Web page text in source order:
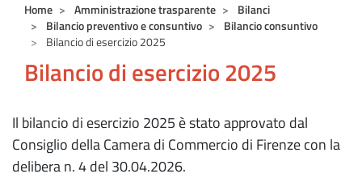
Home Amministrazione trasparente
Bilanci
Bilancio preventivo e consuntivo
Bilancio consuntivo
Bilancio di esercizio 2025
Bilancio di esercizio 2025
Il bilancio di esercizio 2025 è stato approvato dal
Consiglio della Camera di Commercio di Firenze con la
delibera n. 4 del 30.04.2026.